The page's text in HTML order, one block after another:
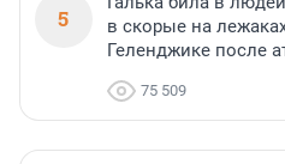
5
в скорые на
Геленджике после
75 509